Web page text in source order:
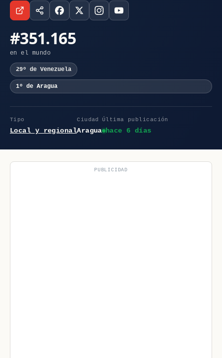
#351.165
en el mundo
29º de Venezuela
1º de Aragua
Tipo
Local y regional
Ciudad
Aragua
Última publicación
hace 6 días
PUBLICIDAD